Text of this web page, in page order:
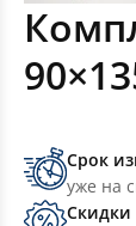
Срок
уже на
Скидки